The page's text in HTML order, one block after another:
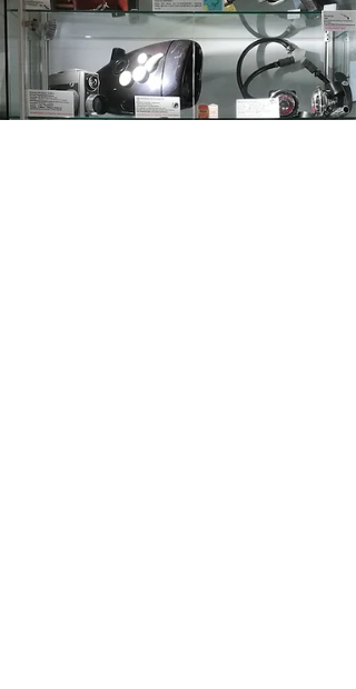
Schweiz und aus Tschechien waren Gäste
angereist.